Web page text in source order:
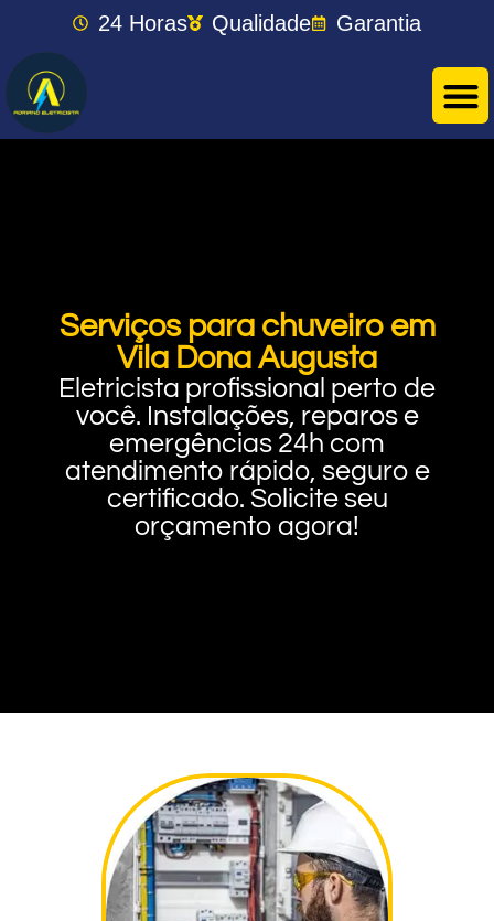
24 Horas Qualidade Garantia
Serviços para chuveiro em
Vila Dona Augusta
Eletricista profissional perto de
você. Instalações, reparos e
emergências 24h com
atendimento rápido, seguro e
certificado. Solicite seu
orçamento agora!